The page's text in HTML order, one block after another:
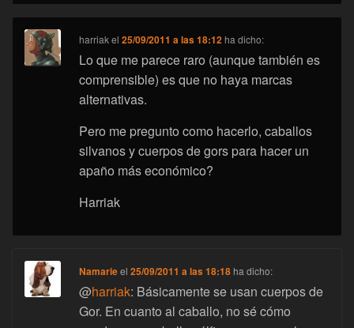
harriakel25/09/2011 a las 18:12 ha dicho:
Lo que me parece raro (aunque también es
comprensible) es que no haya marcas
alternativas.
Pero me pregunto como hacerlo, caballos
silvanos y cuerpos de gors para hacer un
apaño más económico?
Harriak
Namarieel25/09/2011 a las 18:18 ha dicho:
@harriak: Básicamente se usan cuerpos de
Gor. En cuanto al caballo, no sé cómo